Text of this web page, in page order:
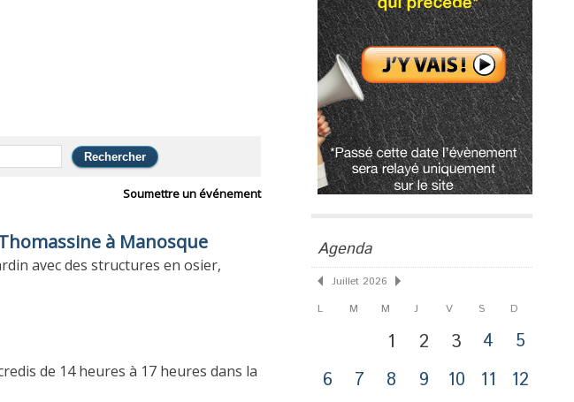
Soumettre un événement
à Manosque
avec des structures en osier,
de 14 heures à 17 heures dans la
Agenda
Juillet 2026
L
M M J V S D
1 2 3 4
5
6
7 8 9 10 11
12